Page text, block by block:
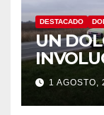
DESTACADO
UN
CON
1 AGOSTO,